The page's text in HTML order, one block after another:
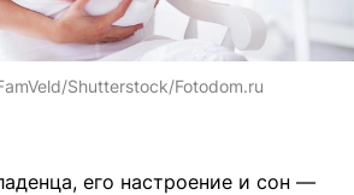
Shutterstock/Fotodom.ru
его настроение и сон —